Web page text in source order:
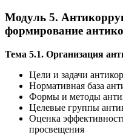
Модуль 5.
формирование
Тема 5.1. Организация
Цели и задачи
Нормативная база
Формы и методы
Целевые группы
Оценка
просвещения